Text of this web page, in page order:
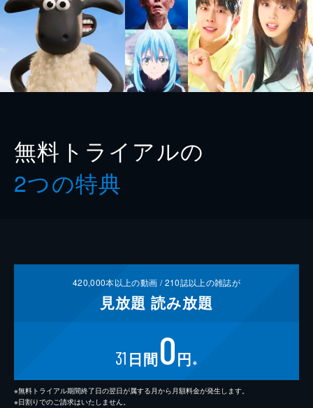
無料トライアルの
2つの特典
420,000本以上の動画 /210誌以上の雑誌が
見放題 読み放題
31 日間0円 ※
※無料トライアル期間終了日の翌日が属する月から月額料金が発生します。
※日割りでのご請求はいたしません。